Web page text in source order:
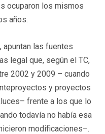
ocuparon los mismos
años.
apuntan las fuentes
legal que, según el TC,
2002 y 2009 – cuando
y proyectos
frente a los que lo
todavía no había esa
modificaciones–.